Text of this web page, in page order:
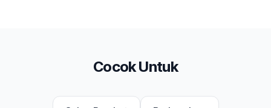
Cocok Untuk